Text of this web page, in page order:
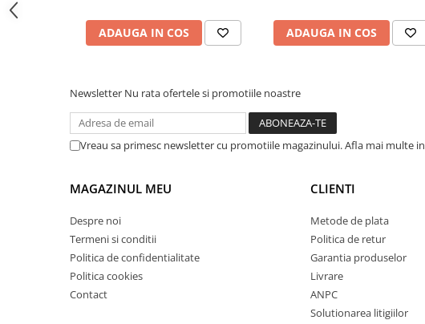
Universale de strung si accesorii
pentru strunguri
Fălcile pentru 3-bacuri DK11
Fălcile pentru 4-bacuri DK12
Mandrină cu 4 fălci din fontă
Mandrină cu 4 fălci din otel
Seturi de unelte pentru strungarie
Standuri pentru strunguri
Instrumente de prindere
ADAUGA IN COS ADAUGA IN COS
Newsletter Nu rata ofertele si promotiile noastre
Vreau sa primesc newsletter cu promotiile magazinului. Afla mai multe in
MAGAZINUL MEU
Despre noi
Termeni si conditii
Politica de confidentialitate
Politica cookies
Contact
CLIENTI
Metode de plata
Politica de retur
Garantia produselor
Livrare
ANPC
Solutionarea litigiilor